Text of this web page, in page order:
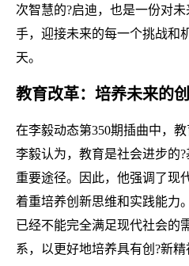
次智慧的?启迪，也是一份对
手，迎接未来的每一个挑战和
天。
教育改革：培养未来的
在李毅动态第350期插曲中，
李毅认为，教育是社会进步的
重要途径。因此，他强调了现
着重培养创新思维和实践能力
已经不能完全满足现代社会的
系，以更好地培养具有创?新精